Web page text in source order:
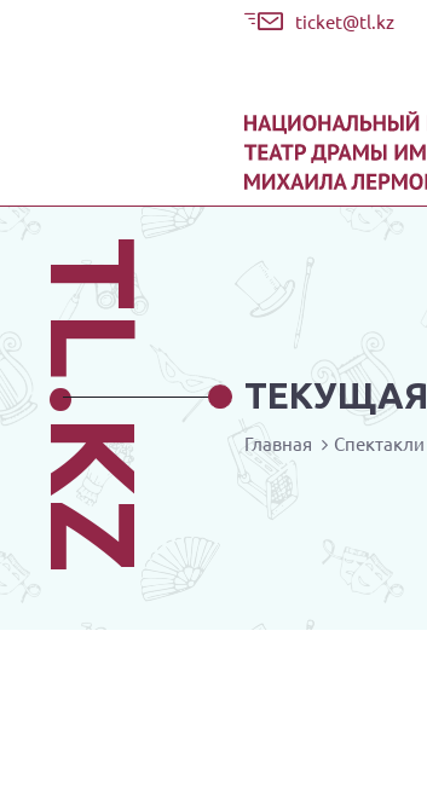
ticket@tl.kz
ТЕКУЩАЯ
TL.KZ Главная Спектакли